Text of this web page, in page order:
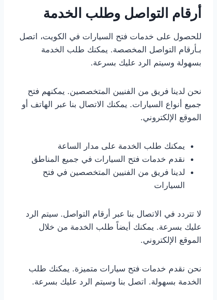
أرقام التواصل وطلب الخدمة
للحصول على خدمات فتح السيارات في الكويت، اتصل
بـأرقام التواصل المخصصة. يمكنك طلب الخدمة
بسهولة وسيتم الرد عليك بسرعة.
نحن لدينا فريق من الفنيين المتخصصين. يمكنهم فتح
جميع أنواع السيارات. يمكنك الاتصال بنا عبر الهاتف أو
الموقع الإلكتروني.
يمكنك طلب الخدمة على مدار الساعة
نقدم خدمات فتح السيارات في جميع المناطق
لدينا فريق من الفنيين المتخصصين في فتح
السيارات
لا تتردد في الاتصال بنا عبر أرقام التواصل. سيتم الرد
عليك بسرعة. يمكنك أيضاً طلب الخدمة من خلال
الموقع الإلكتروني.
نحن نقدم خدمات فتح سيارات متميزة. يمكنك طلب
الخدمة بسهولة. اتصل بنا وسيتم الرد عليك بسرعة.